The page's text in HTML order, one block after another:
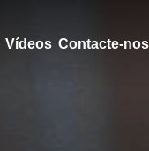
Vídeos Contacte-nos